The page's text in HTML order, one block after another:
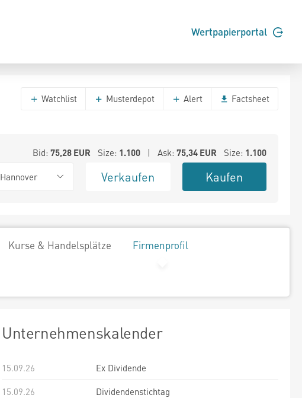
Wertpapierportal
Watchlist Musterdepot Alert Factsheet
Bid: 75,28EUR Size: 1.100| Ask: 75,34EUR Size: 1.100
Hannover Verkaufen Kaufen
Kurse & Handelsplätze Firmenprofil
Unternehmenskalender
15.09.26
Ex Dividende
15.09.26
Dividendenstichtag